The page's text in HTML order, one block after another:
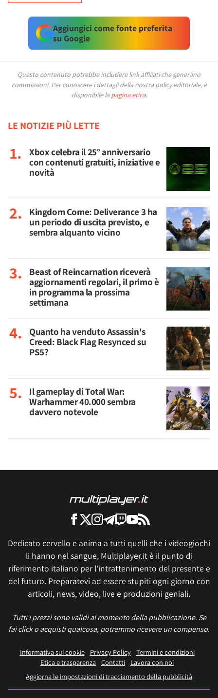
Aggiungici come fonte preferita
su Google
Questo contenuto potrebbe includere link affiliati che generano
commissioni. Per conoscere i dettagli della nostra policy editoriale, è
disponibile la pagina etica.
LE NOTIZIE PIÙ LETTE
Xbox celebra il 25° anniversario
con contenuti gratuiti, iniziative e
novità
Kingdom Come: Deliverance 3 ha
un periodo di uscita previsto, e
sembra alquanto vicino
Beast of Reincarnation riceverà
aggiornamenti regolari, il primo è
in programma la prossima
settimana
Quanto ha venduto Assassin's
Creed: Black Flag Resynced su
PS5?
Il gameplay di Total War:
Warhammer 40.000 sembra
davvero notevole
Dedicato cervello e anima a tutti quelli che i videogiochi
li hanno nel sangue, Multiplayer.it è il punto di
riferimento italiano per l'intrattenimento del presente e
del futuro. Preparatevi ad essere stupiti ogni giorno con
articoli, news, video, live e produzioni geniali.
Tutti i prezzi sono validi al momento della pubblicazione. Se
fai click o acquisti qualcosa, potremmo ricevere un compenso.
Informativa sui cookie Privacy Policy
Termini e condizioni
Etica e trasparenza Contatti
Lavora con noi
Aggiorna le impostazioni di tracciamento della pubblicità